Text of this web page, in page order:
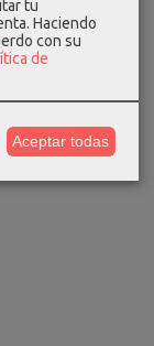
tu
Haciendo
con su
de
Aceptar todas